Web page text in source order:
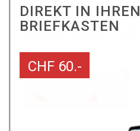
DIREKT IN IHREN
BRIEFKASTEN
CHF 60.-